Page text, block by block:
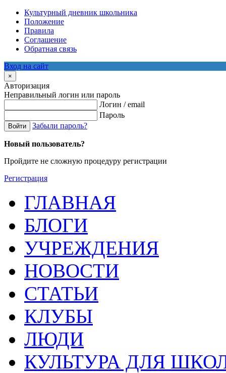
Культурный дневник школьника
Положение
Правила
Соглашение
Обратная связь
Вход на сайт
×
Авторизация
Неправильный логин или пароль
Логин / email
Пароль
Войти Забыли пароль?
Новый пользователь?
Пройдите не сложную процедуру регистрации
Регистрация
ГЛАВНАЯ
БЛОГИ
УЧРЕЖДЕНИЯ
НОВОСТИ
СТАТЬИ
КЛУБЫ
ЛЮДИ
КУЛЬТУРА ДЛЯ